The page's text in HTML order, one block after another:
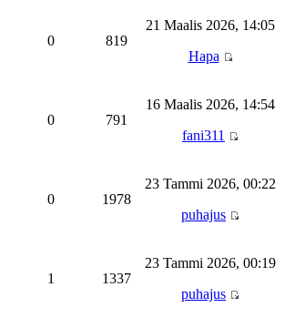
0 819
21 Maalis 2026, 14:05
Hapa
0 791
16 Maalis 2026, 14:54
fani311
0 1978
23 Tammi 2026, 00:22
puhajus
1 1337
23 Tammi 2026, 00:19
puhajus